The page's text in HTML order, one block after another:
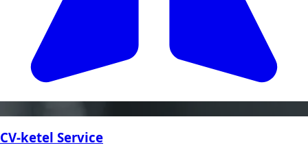
CV-ketel Service